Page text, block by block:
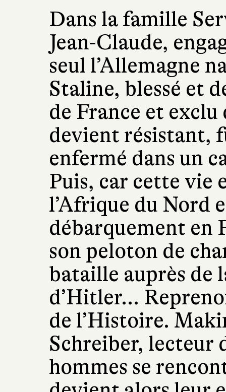
Dans la famille
Jean-Claude,
seul l’Allemagne
Staline, blessé et
de France et
devient résistant,
enfermé dans un
Puis, car cette vie
l’Afrique du Nord
débarquement en
son peloton de
bataille auprès de
d’Hitler...
de l’Histoire.
Schreiber, lecteur
hommes se